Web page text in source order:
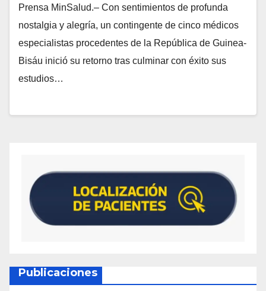
Prensa MinSalud.– Con sentimientos de profunda
nostalgia y alegría, un contingente de cinco médicos
especialistas procedentes de la República de Guinea-
Bisáu inició su retorno tras culminar con éxito sus
estudios…
Publicaciones